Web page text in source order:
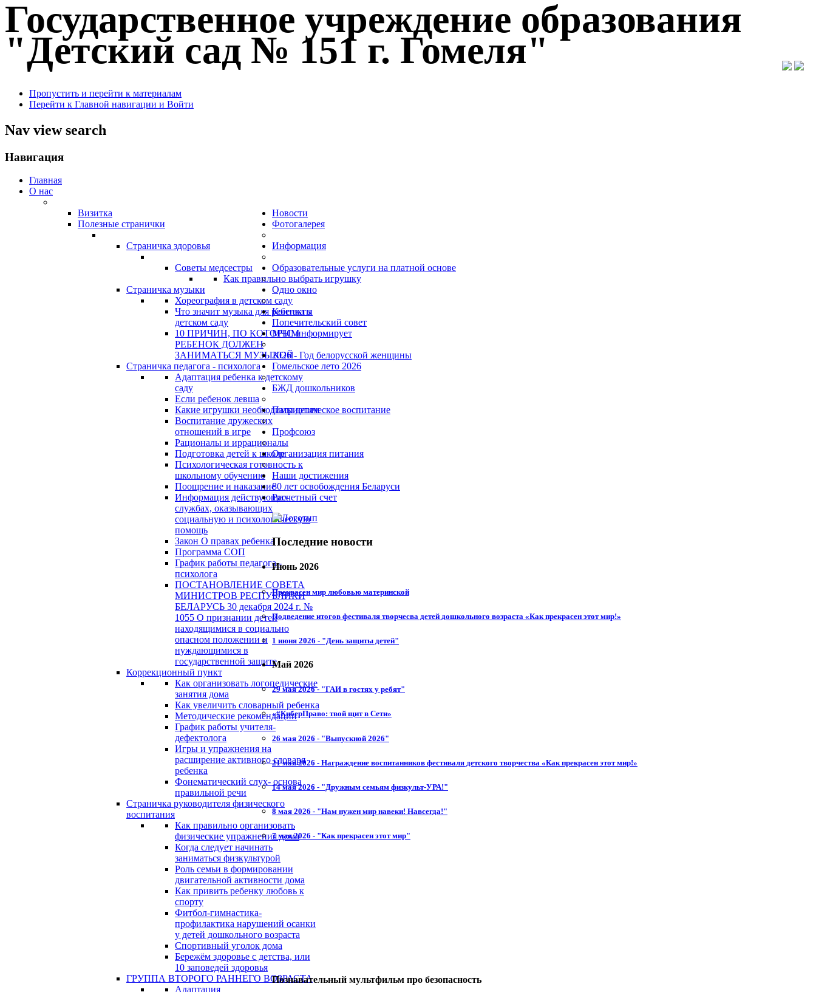
Государственное учреждение образования
"Детский сад № 151 г. Гомеля"
Пропустить и перейти к материалам
Перейти к Главной навигации и Войти
Nav view search
Навигация
Главная
О нас
Визитка
Полезные странички
Страничка здоровья
Советы медсестры
Как правильно выбрать игрушку
Страничка музыки
Хореография в детском саду
Что значит музыка для ребенка в
детском саду
10 ПРИЧИН, ПО КОТОРЫМ
РЕБЕНОК ДОЛЖЕН
ЗАНИМАТЬСЯ МУЗЫКОЙ
Страничка педагога - психолога
Адаптация ребенка к детскому
саду
Если ребенок левша
Какие игрушки необходимы детям
Воспитание дружеских
отношений в игре
Рационалы и иррационалы
Подготовка детей к школе
Психологическая готовность к
школьному обучению
Поощрение и наказание
Информация действующих
службах, оказывающих
социальную и психологическую
помощь
Закон О правах ребенка
Программа СОП
График работы педагога -
психолога
ПОСТАНОВЛЕНИЕ СОВЕТА
МИНИСТРОВ РЕСПУБЛИКИ
БЕЛАРУСЬ 30 декабря 2024 г. №
1055 О признании детей
находящимися в социально
опасном положении и
нуждающимися в
государственной защите
Коррекционный пункт
Как организовать логопедические
занятия дома
Как увеличить словарный ребенка
Методические рекомендации
График работы учителя-
дефектолога
Игры и упражнения на
расширение активного словаря
ребенка
Фонематический слух- основа
правильной речи
Страничка руководителя физического
воспитания
Как правильно организовать
физические упражнения дома
Когда следует начинать
заниматься физкультурой
Роль семьи в формировании
двигательной активности дома
Как привить ребенку любовь к
спорту
Фитбол-гимнастика-
профилактика нарушений осанки
у детей дошкольного возраста
Спортивный уголок дома
Бережём здоровье с детства, или
10 заповедей здоровья
ГРУППА ВТОРОГО РАННЕГО ВОЗРАСТА
Адаптация
Новости
Фотогалерея
Информация
Образовательные услуги на платной основе
Одно окно
Контакты
Попечительский совет
МЧС информирует
2026 - Год белорусской женщины
Гомельское лето 2026
БЖД дошкольников
Патриотическое воспитание
Профсоюз
Организация питания
Наши достижения
80 лет освобождения Беларуси
Расчетный счет
Последние новости
Июнь 2026
Прекрасен мир любовью материнской
Подведение итогов фестиваля творчесва детей дошкольного возраста «Как прекрасен этот мир!»
1 июня 2026 - "День защиты детей"
Май 2026
29 мая 2026 - "ГАИ в гостях у ребят"
«#КиберПраво: твой щит в Сети»
26 мая 2026 - "Выпускной 2026"
21 мая 2026 - Награждение воспитанников фестиваля детского творчества «Как прекрасен этот мир!»
14 мая 2026 - "Дружным семьям физкульт-УРА!"
8 мая 2026 - "Нам нужен мир навеки! Навсегда!"
7 мая 2026 - "Как прекрасен этот мир"
Познавательный мультфильм про безопасность